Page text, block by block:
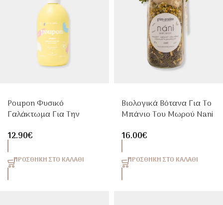
Poupon Φυσικό
Γαλάκτωμα Για Την
Βιολογικό Ελαιόλαδο &
12.90€
ΠΡΟΣΘΉΚΗ ΣΤΟ ΚΑΛΆΘΙ
Βιολογικά Βότανα Για Το
Μπάνιο Του Μωρού Nani
16.00€
ΠΡΟΣΘΉΚΗ ΣΤΟ ΚΑΛΆΘΙ